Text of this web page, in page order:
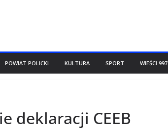
POWIAT POLICKI KULTURA SPORT WIEŚCI 997
deklaracji CEEB